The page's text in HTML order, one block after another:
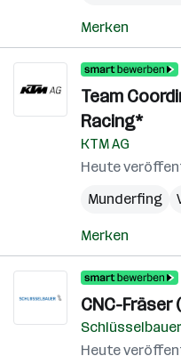
Merken
Team
Racing*
KTM AG
Heute
Munderfing
Merken
CNC-Fräser
Heute